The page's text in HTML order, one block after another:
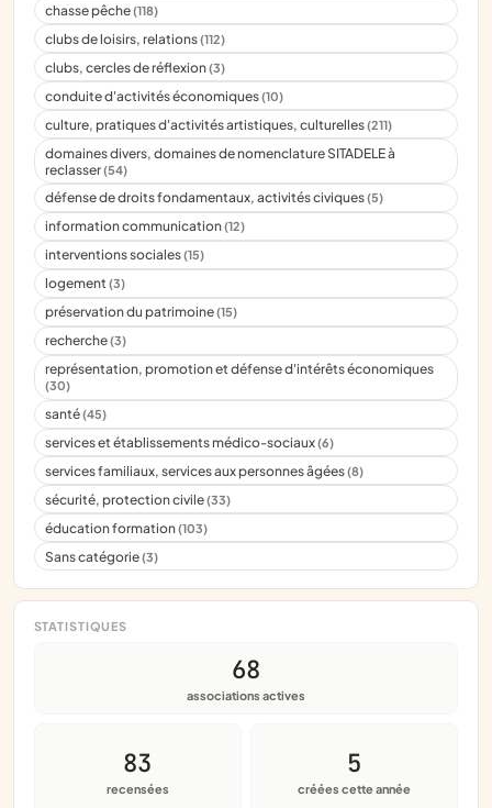
chasse pêche(118)
clubs de loisirs, relations(112)
clubs, cercles de réflexion(3)
conduite d'activités économiques(10)
culture, pratiques d'activités artistiques, culturelles(211)
domaines divers, domaines de nomenclature SITADELE à
reclasser(54)
défense de droits fondamentaux, activités civiques(5)
information communication(12)
interventions sociales(15)
logement(3)
préservation du patrimoine(15)
recherche(3)
représentation, promotion et défense d'intérêts économiques
(30)
santé(45)
services et établissements médico-sociaux(6)
services familiaux, services aux personnes âgées(8)
sécurité, protection civile(33)
éducation formation(103)
Sans catégorie(3)
STATISTIQUES
68
associations actives
83
recensées
5
créées cette année